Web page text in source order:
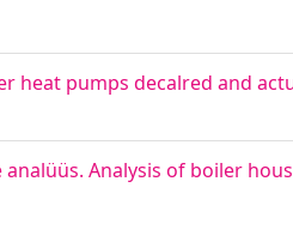
heat pumps decalred and
Analysis of boiler